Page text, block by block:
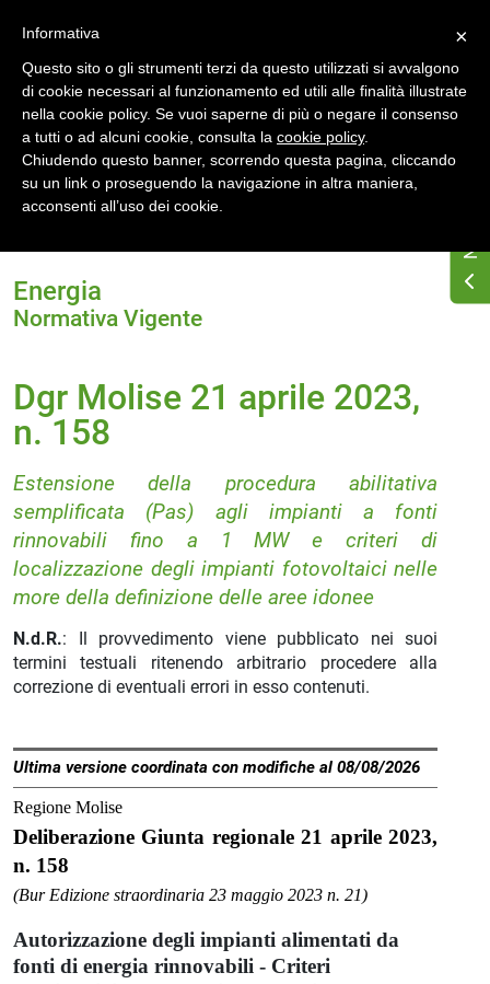
Home Normativa energetica regionale
Molise
Normativa Vigente
Energia
Normativa Vigente
Dgr Molise 21 aprile 2023,
n. 158
Estensione della procedura abilitativa
semplificata (Pas) agli impianti a fonti
rinnovabili fino a 1 MW e criteri di
localizzazione degli impianti fotovoltaici nelle
more della definizione delle aree idonee
N.d.R.: Il provvedimento viene pubblicato nei suoi
termini testuali ritenendo arbitrario procedere alla
correzione di eventuali errori in esso contenuti.
Ultima versione coordinata con modifiche al 08/08/2026
Regione Molise
Deliberazione Giunta regionale 21 aprile 2023,
n. 158
(Bur Edizione straordinaria 23 maggio 2023 n. 21)
Autorizzazione degli impianti alimentati da
fonti di energia rinnovabili - Criteri
×
Informativa
Questo sito o gli strumenti terzi da questo utilizzati si avvalgono
di cookie necessari al funzionamento ed utili alle finalità illustrate
nella cookie policy. Se vuoi saperne di più o negare il consenso
a tutti o ad alcuni cookie, consulta la cookie policy.
Chiudendo questo banner, scorrendo questa pagina, cliccando
su un link o proseguendo la navigazione in altra maniera,
acconsenti all’uso dei cookie.